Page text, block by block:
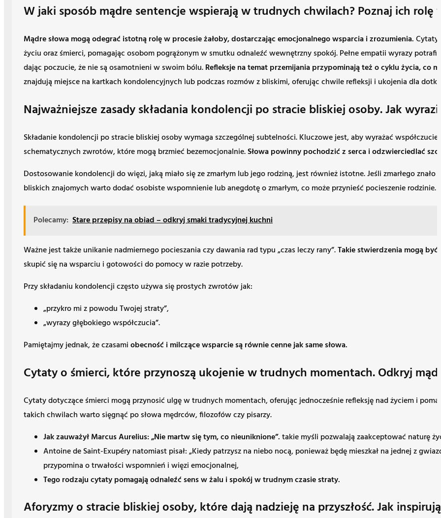
W jaki sposób mądre sentencje wspierają w trudnych chwilach? Poznaj ich rolę
Mądre słowa mogą odegrać istotną rolę w procesie żałoby, dostarczając emocjonalnego wsparcia i zrozumienia.Cytaty
życiu oraz śmierci, pomagając osobom pogrążonym w smutku odnaleźć wewnętrzny spokój. Pełne empatii wyrazy
dając poczucie, że nie są osamotnieni w swoim bólu.Refleksje na temat przemijania przypominają też o cyklu życia, co
znajdują miejsce na kartkach kondolencyjnych lub podczas rozmów z bliskimi, oferując chwile refleksji i ukojenia dla
Najważniejsze zasady składania kondolencji po stracie bliskiej osoby. Jak
Składanie kondolencji po stracie bliskiej osoby wymaga szczególnej subtelności. Kluczowe jest, aby wyrażać współczucie
schematycznych zwrotów, które mogą brzmieć bezemocjonalnie.Słowa powinny pochodzić z serca i odzwierciedlać
Dostosowanie kondolencji do więzi, jaką miało się ze zmarłym lub jego rodziną, jest również istotne. Jeśli zmarłego
bliskich znajomych warto dodać osobiste wspomnienie lub anegdotę o zmarłym, co może przynieść pocieszenie rodzinie.
Polecamy: Stare przepisy na obiad – odkryj smaki tradycyjnej kuchni
Ważne jest także unikanie nadmiernego pocieszania czy dawania rad typu „czas leczy rany”.Takie stwierdzenia mogą być
skupić się na wsparciu i gotowości do pomocy w razie potrzeby.
Przy składaniu kondolencji często używa się prostych zwrotów jak:
„przykro mi z powodu Twojej straty”,
„wyrazy głębokiego współczucia”.
Pamiętajmy jednak, że czasamiobecność i milczące wsparcie są równie cenne jak same słowa.
Cytaty o śmierci, które przynoszą ukojenie w trudnych momentach. Odkryj
Cytaty dotyczące śmierci mogą przynosić ulgę w trudnych momentach, oferując jednocześnie refleksję nad życiem i
takich chwilach warto sięgnąć po słowa mędrców, filozofów czy pisarzy.
Jak zauważył Marcus Aurelius: „Nie martw się tym, co nieuniknione”.takie myśli pozwalają zaakceptować naturę
Antoine de Saint-Exupéry natomiast pisał: „Kiedy patrzysz na niebo nocą, ponieważ będę mieszkał na jednej z
przypomina o trwałości wspomnień i więzi emocjonalnej,
Tego rodzaju cytaty pomagają odnaleźć sens w żalu i spokój w trudnym czasie straty.
Aforyzmy o stracie bliskiej osoby, które dają nadzieję na przyszłość. Jak